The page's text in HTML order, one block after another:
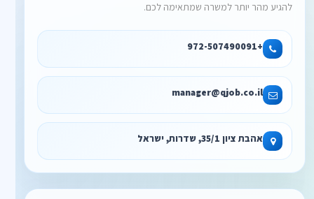
להגיע מהר יותר למשרה שמתאימה לכם.
+972-507490091
manager@qjob.co.il
אהבת ציון 35/1, שדרות, ישראל